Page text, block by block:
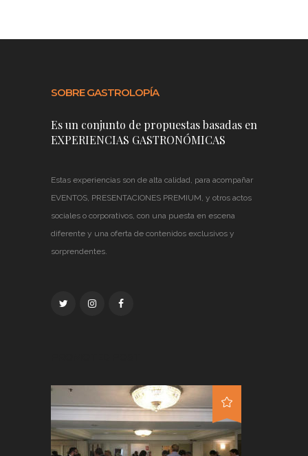
SOBRE GASTROLOPÍA
Es un conjunto de propuestas basadas en
EXPERIENCIAS GASTRONÓMICAS
Estas experiencias son de alta calidad, para acompañar
EVENTOS, PRESENTACIONES PREMIUM, y otros actos
sociales o corporativos, con una puesta en escena
diferente y una oferta de contenidos exclusivos y
sorprendentes.